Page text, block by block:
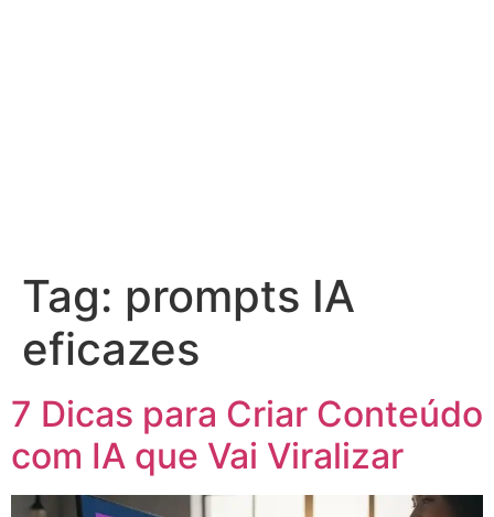
Tag: prompts IA
eficazes
7 Dicas para Criar Conteúdo
com IA que Vai Viralizar